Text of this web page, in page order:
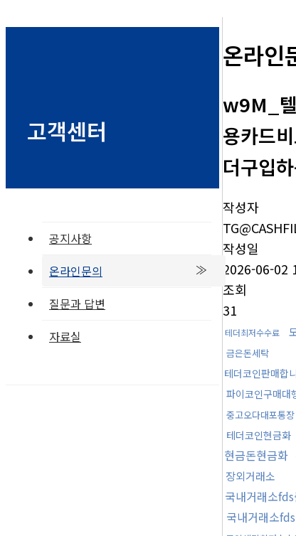
고객센터
공지사항
온라인문의
질문과 답변
자료실
온라인
w9M_
용카드
더구입
작성자
작성일
2026-06-02
조회
31
테더최저수수료
금은돈세탁
테더코인판매합
파이코인구매대
중고오다대포통장
테더코인현금화
현금돈현금화
장외거래소
국내거래소
국내거래소